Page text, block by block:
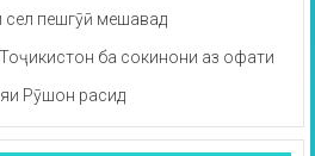
сел пешгӯӣ мешавад
ба сокинони аз офати
Рӯшон расид